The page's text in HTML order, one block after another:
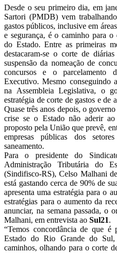
Desde o seu primeiro dia, em
Sartori (PMDB) vem
gastos públicos, inclusive em
e segurança, é o caminho para o
do Estado. Entre as primeiras
destacaram-se o corte de
suspensão da nomeação de
concursos e o parcelamento
Executivo. Mesmo conseguindo
na Assembleia Legislativa, o
estratégia de corte de gastos e de
Quase três anos depois, o
crise se o Estado não aderir
proposto pela União que prevê,
empresas públicas dos
saneamento.
Para o presidente do
Administração Tributária do
(Sindifisco-RS), Celso Malhani
está gastando cerca de 90% de
apresenta uma estratégia para o
estratégias para o aumento da
anunciar, na semana passada, o
Malhani, em entrevista ao Sul21.
“Temos concordância de que é
Estado do Rio Grande do Sul,
caminhos, olhando para o corte